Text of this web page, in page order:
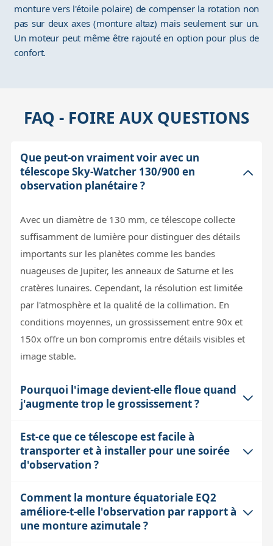
monture vers l'étoile polaire) de compenser la rotation non
pas sur deux axes (monture altaz) mais seulement sur un.
Un moteur peut même être rajouté en option pour plus de
confort.
FAQ - FOIRE AUX QUESTIONS
Que peut-on vraiment voir avec un
télescope Sky-Watcher 130/900 en
observation planétaire ?
Avec un diamètre de 130 mm, ce télescope collecte
suffisamment de lumière pour distinguer des détails
importants sur les planètes comme les bandes
nuageuses de Jupiter, les anneaux de Saturne et les
cratères lunaires. Cependant, la résolution est limitée
par l'atmosphère et la qualité de la collimation. En
conditions moyennes, un grossissement entre 90x et
150x offre un bon compromis entre détails visibles et
image stable.
Pourquoi l'image devient-elle floue quand
j'augmente trop le grossissement ?
Au-delà d'environ 200x, l'image se dégrade souvent car
on atteint la limite physique du pouvoir séparateur du
télescope et l'effet de la turbulence atmosphérique
ces effets, et les détails fins se perdent. Une bonne
collimation et un ciel stable améliorent la qualité, mais
Est-ce que ce télescope est facile à
transporter et à installer pour une soirée
d'observation ?
Avec un poids de 13 kg pour le tube et une monture
EQ2 plus le trépied, l'ensemble reste transportable en
voiture compacte, mais il faut prévoir un peu d'espace.
Comment la monture équatoriale EQ2
améliore-t-elle l'observation par rapport à
une monture azimutale ?